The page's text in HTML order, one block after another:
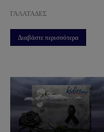
ΓΑΛΑΤΑΔΕΣ
Διαβάστε περισσότερα